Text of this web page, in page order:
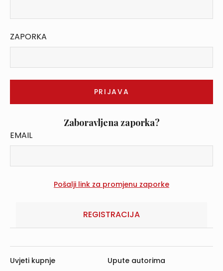
ZAPORKA
Zaboravljena zaporka?
EMAIL
REGISTRACIJA
Uvjeti kupnje Upute autorima